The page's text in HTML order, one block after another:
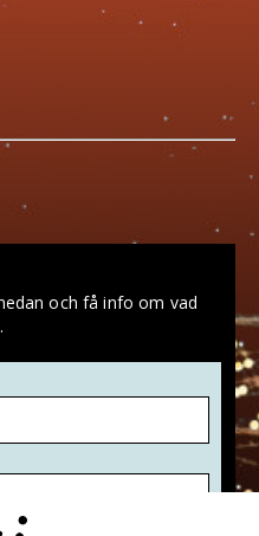
och få info om vad